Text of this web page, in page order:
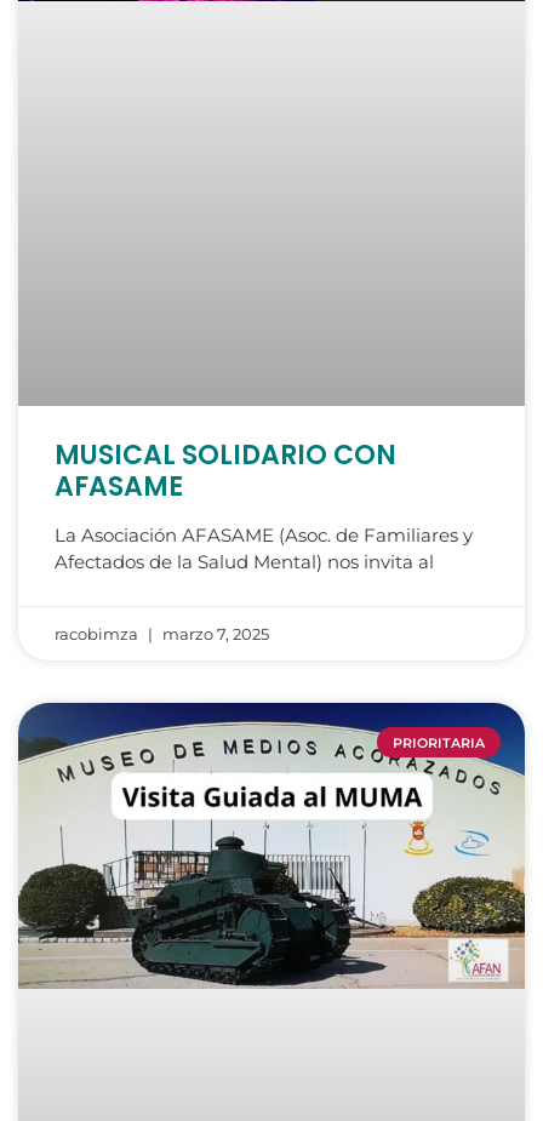
MUSICAL SOLIDARIO CON
AFASAME
La Asociación AFASAME (Asoc. de Familiares y
Afectados de la Salud Mental) nos invita al
racobimza marzo 7, 2025
PRIORITARIA